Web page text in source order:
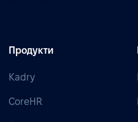
Продукти
Kadry
CoreHR